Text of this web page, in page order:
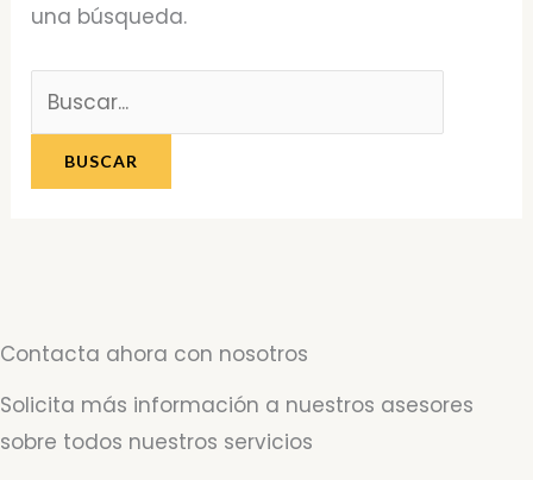
una búsqueda.
Contacta ahora con nosotros
Solicita más información a nuestros asesores
sobre todos nuestros servicios